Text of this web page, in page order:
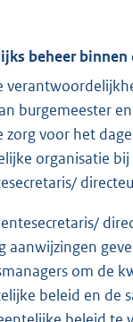
beheer binnen
burgemeester
zorg voor het
organisatie bij
aanwijzingen
om de
beleid en de